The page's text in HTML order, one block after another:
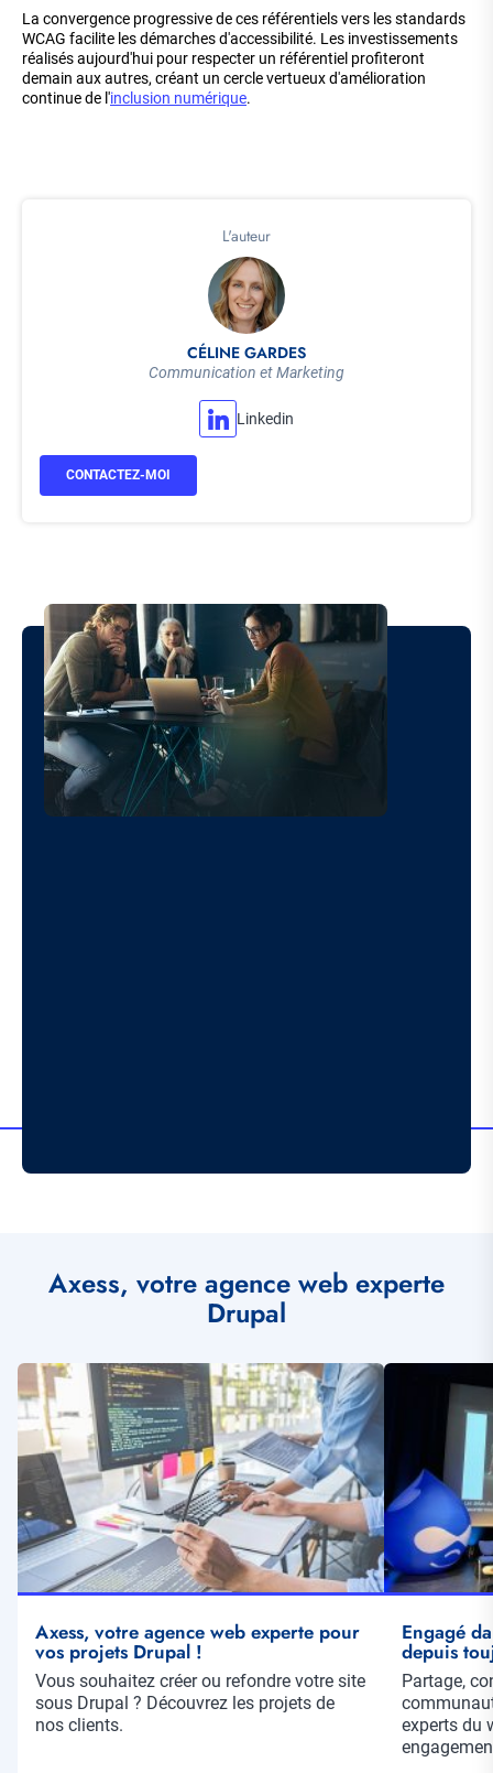
L'auteur
CÉLINE GARDES
Communication et Marketing
Linkedin
CONTACTEZ-MOI
La convergence progressive de ces référentiels vers les standards
WCAG facilite les démarches d'accessibilité. Les investissements
réalisés aujourd'hui pour respecter un référentiel profiteront
demain aux autres, créant un cercle vertueux d'amélioration
continue de l'inclusion numérique.
Image
Axess, votre agence web experte
Drupal
Illustration
vignette
Axess, votre agence web experte pour
vos projets Drupal !
Résumé
Vous souhaitez créer ou refondre votre site
sous Drupal ? Découvrez les projets de
nos clients.
Illustration
Engagé
depuis
Résumé
Partage,
experts du